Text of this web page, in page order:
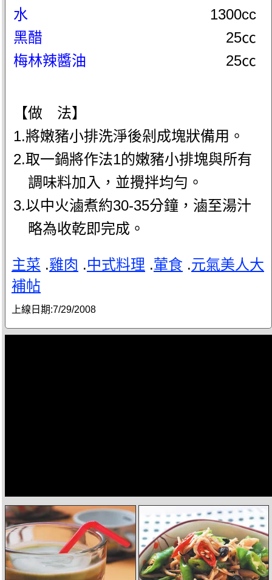
水
1300cc
黑醋
25㏄
梅林辣醬油
25㏄
【做 法】
1.將嫩豬小排洗淨後剁成塊狀備用。
2.取一鍋將作法1的嫩豬小排塊與所有
調味料加入，並攪拌均勻。
3.以中火滷煮約30-35分鐘，滷至湯汁
略為收乾即完成。
主菜 .雞肉 .中式料理 .葷食 .元氣美人大
補帖
上線日期:7/29/2008